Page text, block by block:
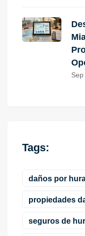
Tags:
daños por
propiedades
seguros de